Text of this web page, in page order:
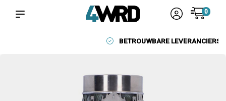
0
BETROUWBARE LEVERANCIERS